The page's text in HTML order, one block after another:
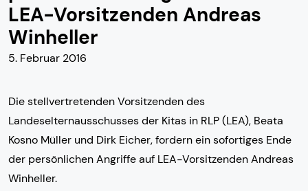
LEA-Vorsitzenden Andreas
Winheller
5. Februar 2016
Die stellvertretenden Vorsitzenden des
Landeselternausschusses der Kitas in RLP (LEA), Beata
Kosno Müller und Dirk Eicher, fordern ein sofortiges Ende
der persönlichen Angriffe auf LEA-Vorsitzenden Andreas
Winheller.